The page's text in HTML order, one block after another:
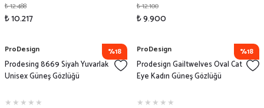
₺ 12.488
₺ 10.217
₺ 12.100
₺ 9.900
%18
ProDesign
Prodesing 8669 Siyah Yuvarlak
Unisex Güneş Gözlüğü
%18
ProDesign
Prodesign Gailtwelves Oval Cat
Eye Kadın Güneş Gözlüğü